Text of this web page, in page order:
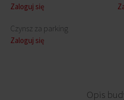
Zaloguj się
Czynsz za parking
Zaloguj się
Opis